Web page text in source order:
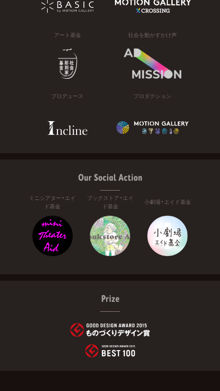
アート基金 社会を動かすかけ声
プロデュース プロダクション
Our Social Action
ミニシアター・エイ
ド基金
ブックストア・エイ
ド基金
小劇場・エイド基金
Prize